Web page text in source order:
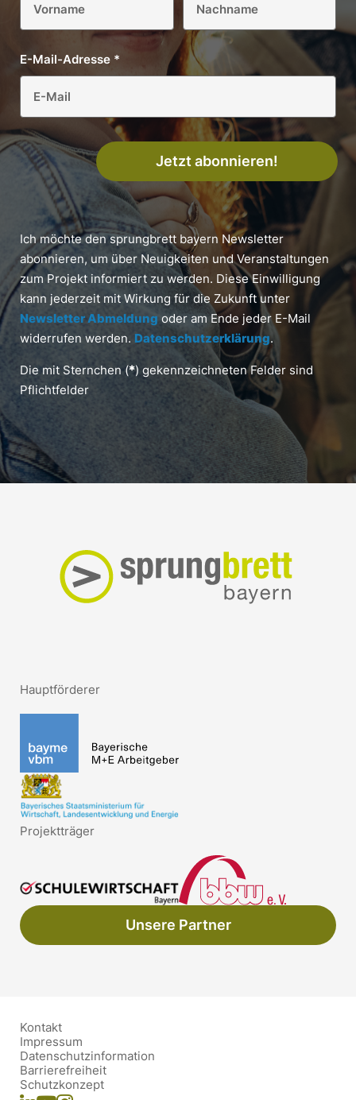
E-Mail-Adresse *
Jetzt abonnieren!
Ich möchte den sprungbrett bayern Newsletter
abonnieren, um über Neuigkeiten und Veranstaltungen
zum Projekt informiert zu werden. Diese Einwilligung
kann jederzeit mit Wirkung für die Zukunft unter
Newsletter Abmeldung oder am Ende jeder E-Mail
widerrufen werden. Datenschutzerklärung.
Die mit Sternchen (*) gekennzeichneten Felder sind
Pflichtfelder
Hauptförderer
Projektträger
Unsere Partner
Kontakt
Impressum
Datenschutzinformation
Barrierefreiheit
Schutzkonzept